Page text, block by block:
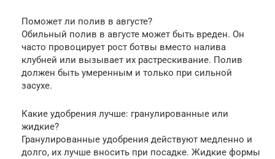
Поможет ли полив в августе?
Обильный полив в августе может быть вреден. Он
часто провоцирует рост ботвы вместо налива
клубней или вызывает их растрескивание. Полив
должен быть умеренным и только при сильной
засухе.
Какие удобрения лучше: гранулированные или
жидкие?
Гранулированные удобрения действуют медленно и
долго, их лучше вносить при посадке. Жидкие формы